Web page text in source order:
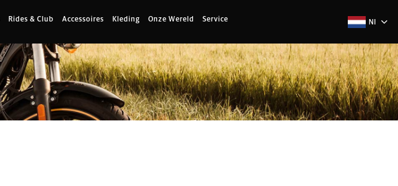
Rides & Club Accessoires Kleding Onze Wereld Service Nl